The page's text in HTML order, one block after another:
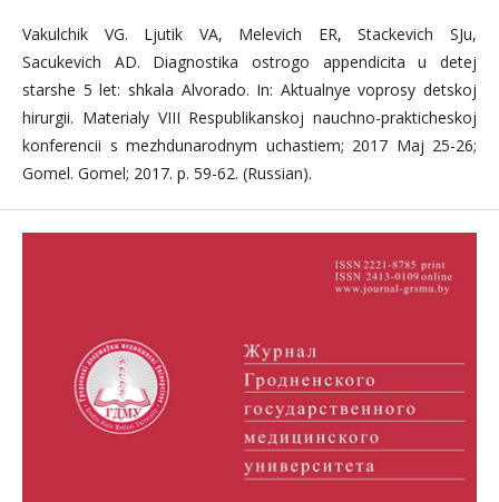
Vakulchik VG. Ljutik VA, Melevich ER, Stackevich SJu,
Sacukevich AD. Diagnostika ostrogo appendicita u detej
starshe 5 let: shkala Alvorado. In: Aktualnye voprosy detskoj
hirurgii. Materialy VIII Respublikanskoj nauchno-prakticheskoj
konferencii s mezhdunarodnym uchastiem; 2017 Maj 25-26;
Gomel. Gomel; 2017. p. 59-62. (Russian).